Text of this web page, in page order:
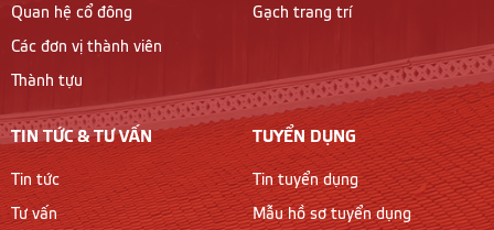
Quan hệ cổ đông
Các đơn vị thành viên
Thành tựu
Gạch trang trí
TIN TỨC & TƯ VẤN
Tin tức
Tư vấn
TUYỂN DỤNG
Tin tuyển dụng
Mẫu hồ sơ tuyển dụng